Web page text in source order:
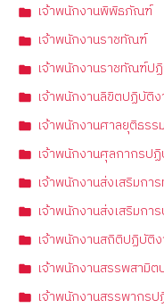
เจ้าพนักงานพิพิธภัณฑ์
เจ้าพนักงานราชทัณฑ์
เจ้าพนักงานราชทัณฑ์ป
เจ้าพนักงานลิขิตปฏิบัติ
เจ้าพนักงานศาลยุติธร
เจ้าพนักงานศุลกากรป
เจ้าพนักงานส่งเสริมกา
เจ้าพนักงานส่งเสริมก
เจ้าพนักงานสถิติปฏิบัติ
เจ้าพนักงานสรรพสามิ
เจ้าพนักงานสรรพากร